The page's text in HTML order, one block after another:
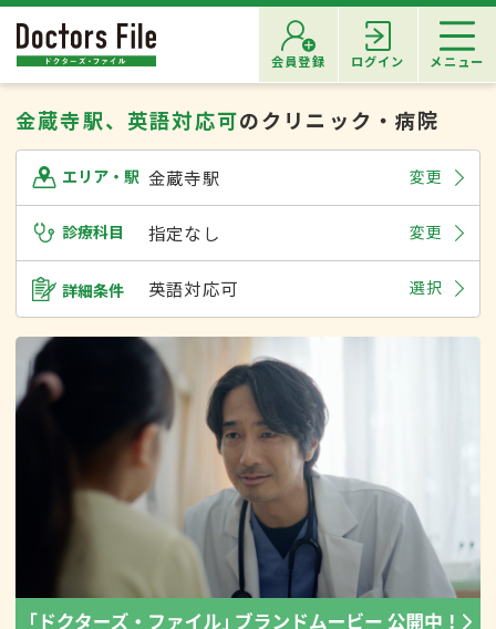
会員登録 ログイン メニュー
金蔵寺駅、英語対応可のクリニック・病院
エリア・駅 金蔵寺駅 変更
診療科目 指定なし 変更
詳細条件 英語対応可 選択